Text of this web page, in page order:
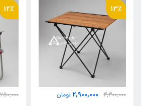
13٪
3,300,000
2,900,000 تومان
12٪